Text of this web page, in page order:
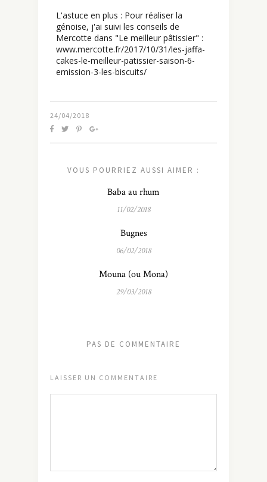
L'astuce en plus : Pour réaliser la
génoise, j'ai suivi les conseils de
Mercotte dans "Le meilleur pâtissier" :
www.mercotte.fr/2017/10/31/les-jaffa-
cakes-le-meilleur-patissier-saison-6-
emission-3-les-biscuits/
24/04/2018
VOUS POURRIEZ AUSSI AIMER :
Baba au rhum
11/02/2018
Bugnes
06/02/2018
Mouna (ou Mona)
29/03/2018
PAS DE COMMENTAIRE
LAISSER UN COMMENTAIRE